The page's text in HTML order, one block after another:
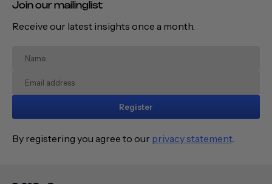
Join our mailinglist
Receive our latest insights once a month.
Register
By registering you agree to our privacy statement